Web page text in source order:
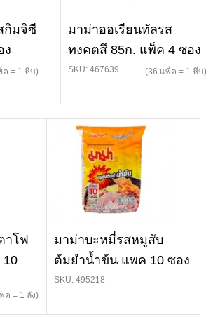
กิมจิซี
ง
ค = 1 หีบ)
มาม่าออเรียนทัลรส
ทงคตสึ 85ก. แพ็ค 4 ซอง
SKU: 467639 (36 แพ็ค = 1 หีบ)
าโฟ
ค = 1 ลัง)
มาม่าบะหมี่รสหมูสับ
ต้มยำน้ำข้น แพค 10 ซอง
SKU: 495218